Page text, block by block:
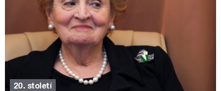
20. století